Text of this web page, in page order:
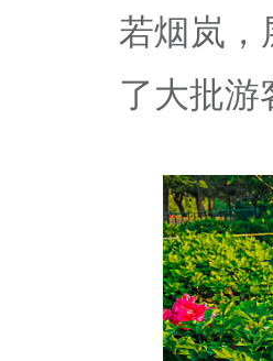
若烟岚，
了大批游